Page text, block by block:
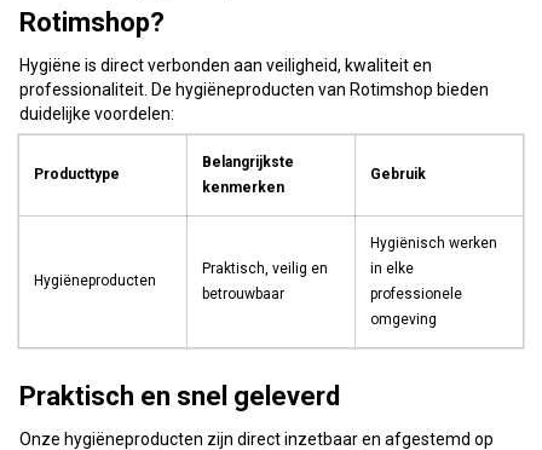
Rotimshop?
Hygiëne is direct verbonden aan veiligheid, kwaliteit en
professionaliteit. De hygiëneproducten van Rotimshop bieden
duidelijke voordelen:
Producttype
Belangrijkste
kenmerken
Gebruik
Hygiëneproducten
Praktisch, veilig en
betrouwbaar
Hygiënisch werken
in elke
professionele
omgeving
Praktisch en snel geleverd
Onze hygiëneproducten zijn direct inzetbaar en afgestemd op